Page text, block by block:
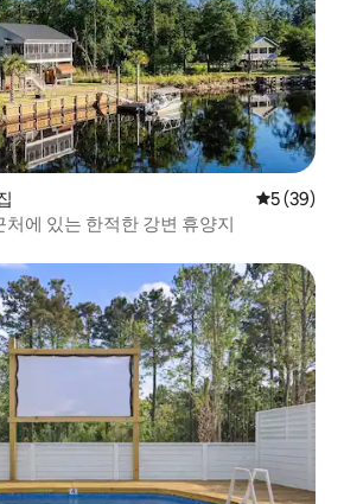
평점 5점(5
5 (39)
에 있는 한적한 강변 휴양지